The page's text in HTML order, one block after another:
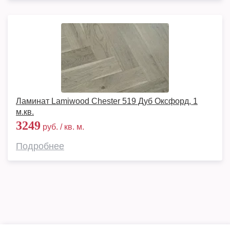
Ламинат Lamiwood Chester 519 Дуб Оксфорд, 1
м.кв.
3249 руб. / кв. м.
Подробнее